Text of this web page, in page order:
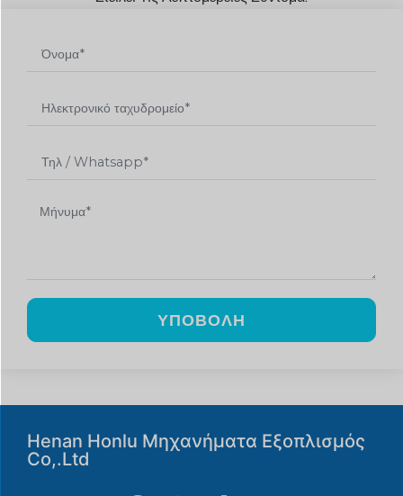
ΥΠΟΒΟΛΉ
Henan Honlu Μηχανήματα Εξοπλισμός
Co,.Ltd